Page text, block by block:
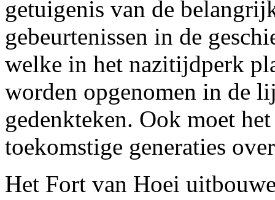
getuigenis van de
gebeurtenissen in de
welke in het nazitijdperk
worden opgenomen in de
gedenkteken. Ook moet
toekomstige generaties
Het Fort van Hoei